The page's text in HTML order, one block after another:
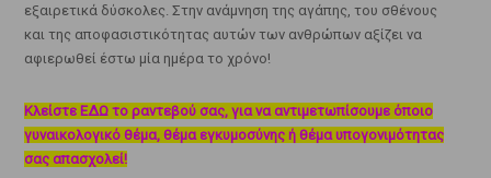
εξαιρετικά δύσκολες. Στην ανάμνηση της αγάπης, του σθένους
και της αποφασιστικότητας αυτών των ανθρώπων αξίζει να
αφιερωθεί έστω μία ημέρα το χρόνο!
Κλείστε ΕΔΩ το ραντεβού σας, για να αντιμετωπίσουμε όποιο
γυναικολογικό θέμα, θέμα εγκυμοσύνης ή θέμα υπογονιμότητας
σας απασχολεί!